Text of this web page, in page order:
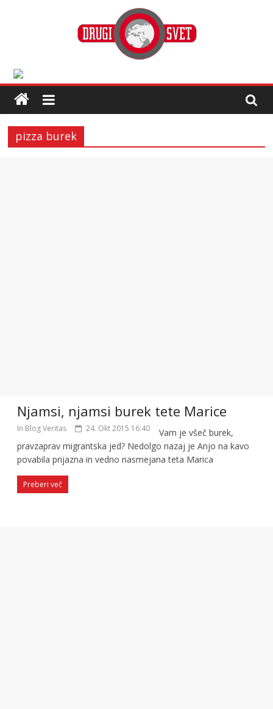
pizza burek
Njamsi, njamsi burek tete Marice
In Blog Veritas 24. Okt 2015 16:40
Vam je všeč burek,
pravzaprav migrantska jed? Nedolgo nazaj je Anjo na kavo
povabila prijazna in vedno nasmejana teta Marica
Preberi več